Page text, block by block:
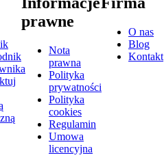
prawne
Nota
prawna
Polityka
prywatności
Polityka
cookies
Regulamin
Umowa
licencyjna
O nas
Blog
Kontakt